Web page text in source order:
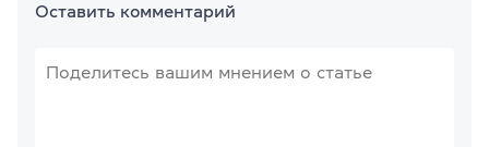
Оставить комментарий